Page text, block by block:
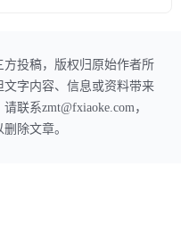
投稿，版权归原始作者所
字内容、信息或资料带来
联系zmt@fxiaoke.com，
除文章。